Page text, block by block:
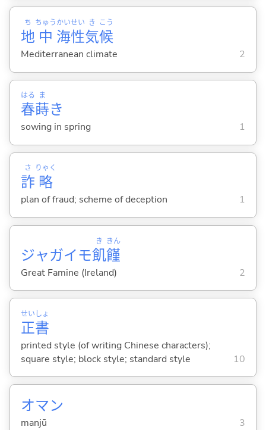
地
ち
中
ちゅう
海
かい
性
せい
気
き
候
こう
Mediterranean climate 2
春
はる
蒔
ま
き
sowing in spring 1
詐
さ
略
りゃく
plan of fraud; scheme of deception 1
ジャガイモ飢
き
饉
きん
Great Famine (Ireland) 2
正
せい
書
しょ
printed style (of writing Chinese characters);
square style; block style; standard style
10
オマン
manjū 3